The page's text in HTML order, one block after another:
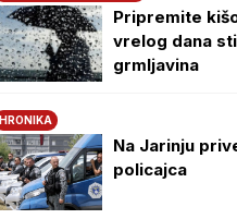
Pripremite
vrelog dana
grmljavina
HRONIKA
Na Јarinju
policajca